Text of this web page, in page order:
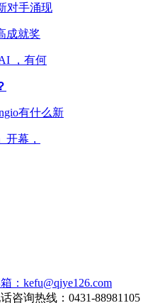
对手涌现
成就奖
，有何
有什么新
开幕，
：kefu@qiye126.com
咨询热线：0431-88981105